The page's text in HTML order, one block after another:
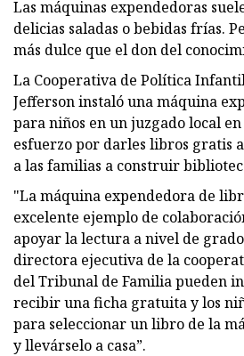
Las máquinas expendedoras
delicias saladas o bebidas frías.
más dulce que el don del
La Cooperativa de Política
Jefferson instaló una máquina
para niños en un juzgado local
esfuerzo por darles libros gratis
a las familias a construir
"La máquina expendedora de
excelente ejemplo de
apoyar la lectura a nivel de
directora ejecutiva de la
del Tribunal de Familia pueden
recibir una ficha gratuita y los
para seleccionar un libro de la
y llevárselo a casa”.